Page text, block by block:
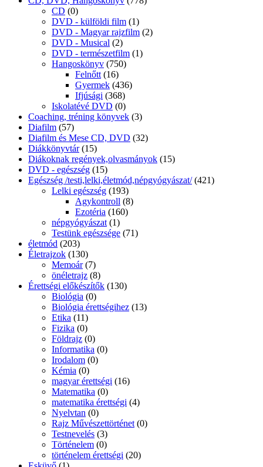
CD (0)
DVD - külföldi film (1)
DVD - Magyar rajzfilm (2)
DVD - Musical (2)
DVD - természetfilm (1)
Hangoskönyv (750)
Felnőtt (16)
Gyermek (436)
Ifjúsági (368)
Iskolatévé DVD (0)
Coaching, tréning könyvek (3)
Diafilm (57)
Diafilm és Mese CD, DVD (32)
Diákkönyvtár (15)
Diákoknak regények,olvasmányok (15)
DVD - egészség (15)
Egészség /testi,lelki,életmód,népgyógyászat/ (421)
Lelki egészség (193)
Agykontroll (8)
Ezotéria (160)
népgyógyászat (1)
Testünk egészsége (71)
életmód (203)
Életrajzok (130)
Memoár (7)
önéletrajz (8)
Érettségi előkészítők (130)
Biológia (0)
Biológia érettségihez (13)
Etika (11)
Fizika (0)
Földrajz (0)
Informatika (0)
Irodalom (0)
Kémia (0)
magyar érettségi (16)
Matematika (0)
matematika érettségi (4)
Nyelvtan (0)
Rajz Művészettörténet (0)
Testnevelés (3)
Történelem (0)
történelem érettségi (20)